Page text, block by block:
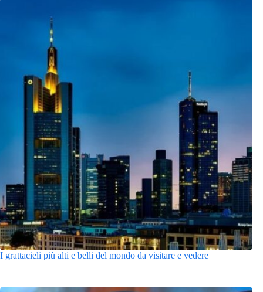
I grattacieli più alti e belli del mondo da visitare e vedere